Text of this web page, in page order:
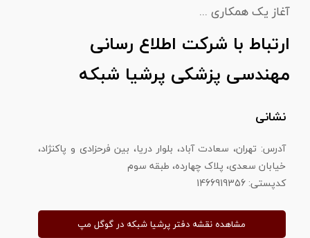
آغاز یک همکاری ...
ارتباط با شرکت اطلاع رسانی
مهندسی پزشکی پرشیا شبکه
نشانی
آدرس: تهران، سعادت آباد، بلوار دریا، بین فرحزادی و پاکنژاد،
خیابان سعدی، پلاک چهارده، طبقه سوم
​​​​​​​کدپستی: 1466919356
مشاهده نقشه دفتر پرشیا شبکه در گوگل مپ